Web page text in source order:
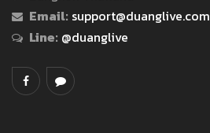
Email: support@duanglive.com
Line: @duanglive